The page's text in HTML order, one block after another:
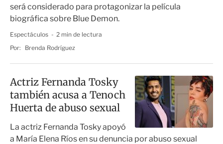
será considerado para protagonizar la película
biográfica sobre Blue Demon.
Espectáculos
2 min de lectura
Por:
Brenda Rodríguez
Actriz Fernanda Tosky
también acusa a Tenoch
Huerta de abuso sexual
La actriz Fernanda Tosky apoyó
a María Elena Ríos en su denuncia por abuso sexual